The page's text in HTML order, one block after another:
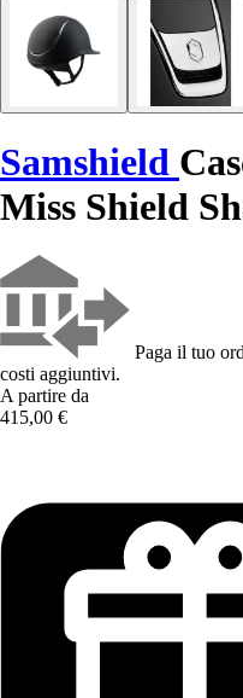
Samshield
Miss Shield
Paga il tuo
costi aggiuntivi.
A partire da
415,00 €